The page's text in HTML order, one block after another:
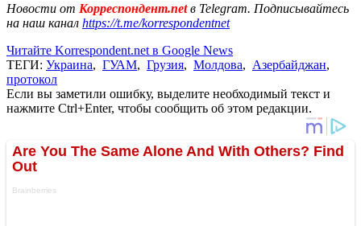
Новости от Корреспондент.netв Telegram. Подписывайтесь
на наш канал https://t.me/korrespondentnet
Читайте Korrespondent.net в Google News
ТЕГИ: Украина, ГУАМ, Грузия, Молдова, Азербайджан,
протокол
Если вы заметили ошибку, выделите необходимый текст и
нажмите Ctrl+Enter, чтобы сообщить об этом редакции.